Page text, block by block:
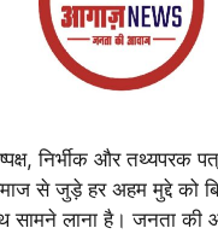
निर्भीक और तथ्यपरक
से जुड़े हर अहम मुद्दे को
लाना है। जनता की